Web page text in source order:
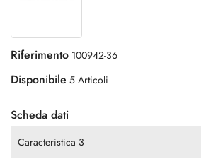
Riferimento 100942-36
Disponibile 5 Articoli
Scheda dati
Caracteristica 3